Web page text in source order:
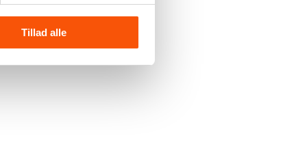
Tillad alle